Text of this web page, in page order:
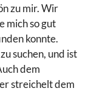
zu mir. Wir
mich so gut
konnte.
suchen, und ist
dem
streichelt dem